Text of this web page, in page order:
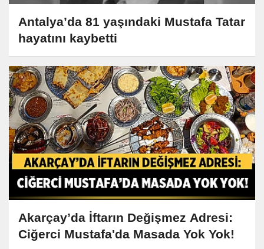
Antalya’da 81 yaşındaki Mustafa Tatar
hayatını kaybetti
Akarçay’da İftarın Değişmez Adresi:
Ciğerci Mustafa'da Masada Yok Yok!